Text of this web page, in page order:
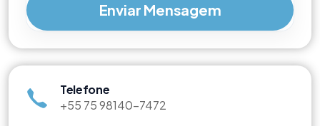
Enviar Mensagem
Telefone
+55 75 98140-7472